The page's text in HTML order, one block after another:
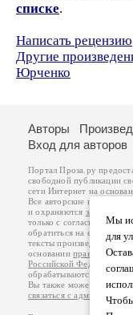
списке.
Написать рецензию
Другие
Юрченко
Мы
для
Авторы
Вход для авторов
Портал Проза.ру
свободной публикации
сети Интернет на
Все авторские права на
и охраняются законом
.
только с согласия его
обратиться на его
тексты произведений
основанииправил
Российской Федерации
обрабатываются на
Вы также можете
связаться с